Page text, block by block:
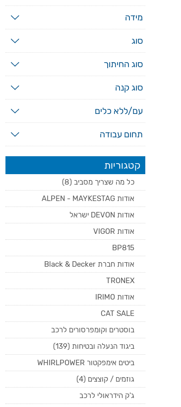
מידה
סוג
סוג החיתוך
סוג קנה
עם/ללא כלים
תחום עבודה
קטגוריות
כל מה שצריך מסביב (8)
אודות ALPEN - MAYKESTAG
אודות DEVON ישראל
אודות VIGOR
BP815
אודות חברת Black & Decker
TRONEX
אודות IRIMO
CAT SALE
בוסטרים וקומפרסורים לרכב
ביגוד הנעלה ובטיחות (139)
ביטים אימפקטור WHIRLPOWER
גוזמים / קוצצים (4)
ג'ק הידראולי לרכב